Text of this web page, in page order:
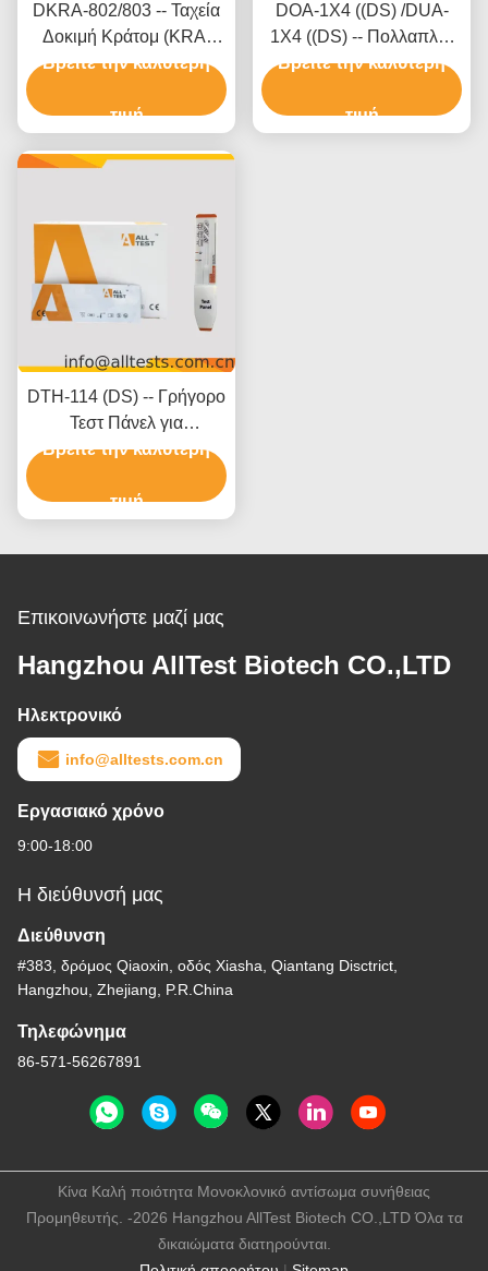
DKRA-802/803 -- Ταχεία
Δοκιμή Κράτομ (KRA)
(Στοματικό Υγρό) (Κασέτα/
Βρείτε την καλύτερη
τιμή
DOA-1X4 ((DS) /DUA-
1X4 ((DS) -- Πολλαπλές
ουσίες 2-20 Ταχεία
Βρείτε την καλύτερη
τιμή
DTH-114 (DS) -- Γρήγορο
Τεστ Πάνελ για
Μαριχουάνα (THC)
Βρείτε την καλύτερη
τιμή
Επικοινωνήστε μαζί μας
Hangzhou AllTest Biotech CO.,LTD
Ηλεκτρονικό
info@alltests.com.cn
Εργασιακό χρόνο
9:00-18:00
Η διεύθυνσή μας
Διεύθυνση
#383, δρόμος Qiaoxin, οδός Xiasha, Qiantang Disctrict,
Hangzhou, Zhejiang, P.R.China
Τηλεφώνημα
86-571-56267891
Κίνα Καλή ποιότητα Μονοκλονικό αντίσωμα συνήθειας
Προμηθευτής. -2026 Hangzhou AllTest Biotech CO.,LTD Όλα τα
δικαιώματα διατηρούνται.